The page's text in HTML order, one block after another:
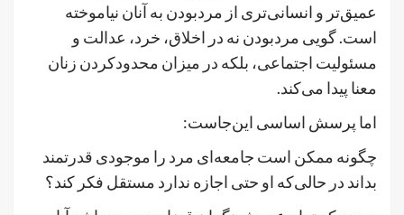
عمیق‌تر و انسانی‌تری از مردبودن به آنان نیاموخته
است. گویی مردبودن نه در اخلاق، خرد، عدالت و
مسئولیت اجتماعی، بلکه در میزان محدودکردن زنان
معنا پیدا می‌کند.
اما پرسش اساسی این‌جاست:
چگونه ممکن است جامعه‌ای مرد را موجودی قدرتمند
بداند در حالی‌که او حتی اجازه ندارد مستقل فکر کند؟